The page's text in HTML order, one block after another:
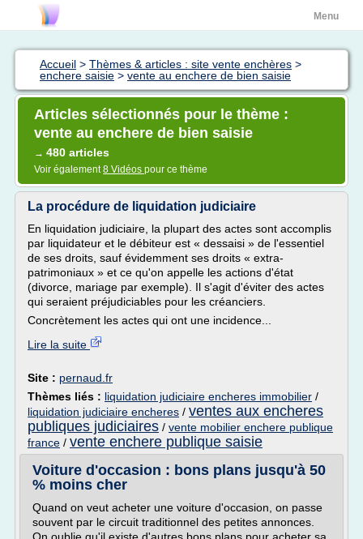
Menu
Accueil > Thèmes & articles : site vente enchères >
enchere saisie > vente au enchere de bien saisie
Articles sélectionnés pour le thème :
vente au enchere de bien saisie
→ 480 articles
Voir également8 Vidéos pour ce thème
La procédure de liquidation judiciaire
En liquidation judiciaire, la plupart des actes sont accomplis
par liquidateur et le débiteur est « dessaisi » de l'essentiel
de ses droits, sauf évidemment ses droits « extra-
patrimoniaux » et ce qu'on appelle les actions d'état
(divorce, mariage par exemple). Il s'agit d'éviter des actes
qui seraient préjudiciables pour les créanciers.
Concrètement les actes qui ont une incidence...
Lire la suite
Site : pernaud.fr
Thèmes liés : liquidation judiciaire encheres immobilier /
liquidation judiciaire encheres / ventes aux encheres
publiques judiciaires / vente mobilier enchere publique
france / vente enchere publique saisie
Voiture d'occasion : bons plans jusqu'à 50
% moins cher
Quand on veut acheter une voiture d'occasion, on passe
souvent par le circuit traditionnel des petites annonces.